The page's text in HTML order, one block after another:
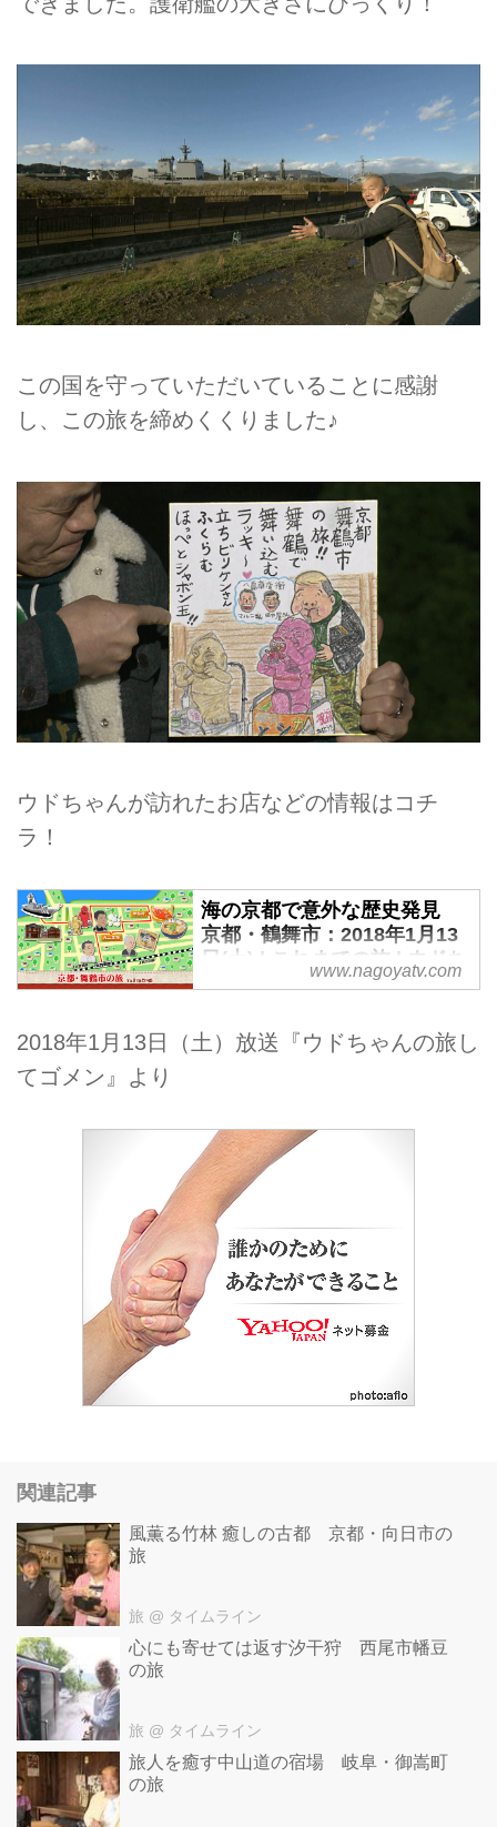
この国を守っていただいていることに感謝
し、この旅を締めくくりました♪
ウドちゃんが訪れたお店などの情報はコチ
ラ！
海の京都で意外な歴史発見
京都・鶴舞市：2018年1月13
日(土) | これまでの旅 | ウドち
ゃんの旅してゴメン - 名古屋
www.nagoyatv.com
2018年1月13日（土）放送『ウドちゃんの旅し
てゴメン』より
関連記事
風薫る竹林 癒しの古都 京都・向日市の
旅
旅 @ タイムライン
心にも寄せては返す汐干狩 西尾市幡豆
の旅
旅 @ タイムライン
旅人を癒す中山道の宿場 岐阜・御嵩町
の旅